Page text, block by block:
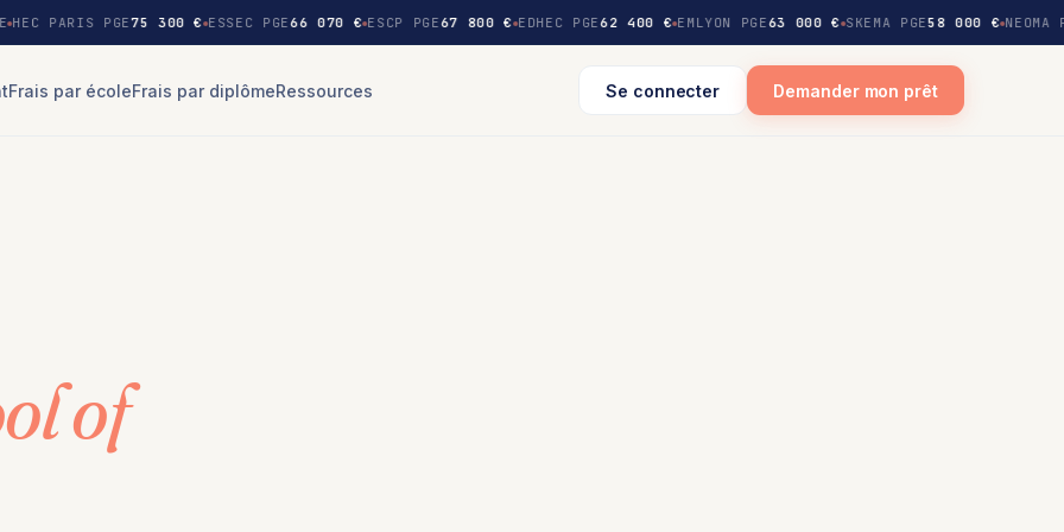
HEC PARIS PGE75 300 € ESSEC PGE66 070 € ESCP PGE67 800 € EDHEC PGE62 400 € EMLYON PGE63 000 € SKEMA PGE58 000 € NEOMA
Frais par écoleFrais par diplômeRessources Se connecter Demander mon prêt
of